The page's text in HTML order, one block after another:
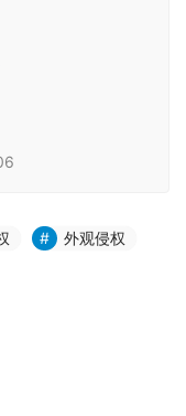
外观侵权